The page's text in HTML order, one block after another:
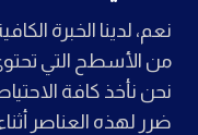
نعم، لدينا الخبرة
من الأسطح التي
نحن نأخذ كافة
ضرر لهذه العناصر